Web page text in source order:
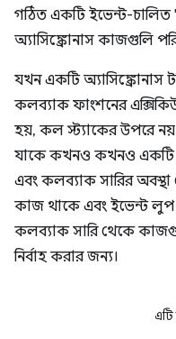
গঠিত একটি ইভেন্ট-
অ্যাসিঙ্ক্রোনাস কাজগুলি
যখন একটি অ্যাসিঙ্ক্রোনাস
কলব্যাক ফাংশনের
হয়, কল স্ট্যাকের উপরে
যাকে কখনও কখনও একটি
এবং কলব্যাক সারির
কাজ থাকে এবং ইভেন্ট লুপ
কলব্যাক সারি থেকে
নির্বাহ করার জন্য।
এটি